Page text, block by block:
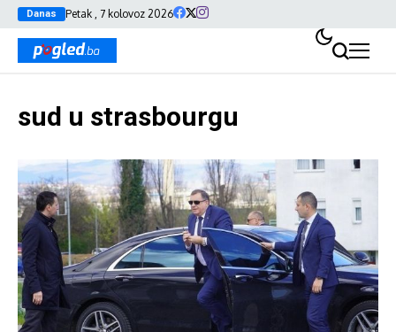
Danas Petak , 7 kolovoz 2026
sud u strasbourgu